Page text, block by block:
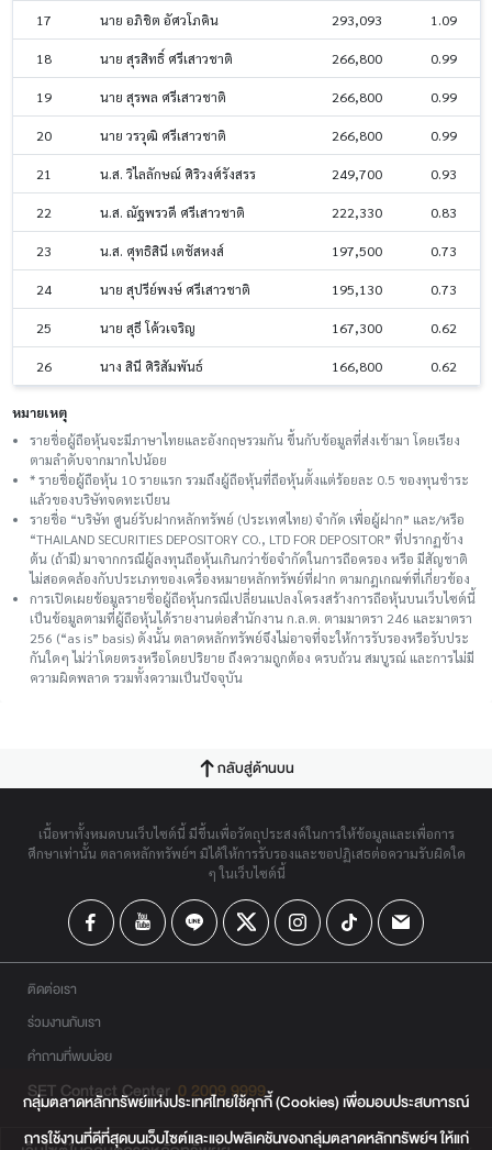
17 นาย อภิชิต อัศวโภคิน 293,093 1.09
18 นาย สุรสิทธิ์ ศรีเสาวชาติ 266,800 0.99
19 นาย สุรพล ศรีเสาวชาติ 266,800 0.99
20 นาย วรวุฒิ ศรีเสาวชาติ 266,800 0.99
21 น.ส. วิไลลักษณ์ ศิริวงศ์รังสรร 249,700 0.93
22 น.ส. ณัฐพรวดี ศรีเสาวชาติ 222,330 0.83
23 น.ส. ศุทธิสินี เตชัสหงส์ 197,500 0.73
24 นาย สุปรีย์พงษ์ ศรีเสาวชาติ 195,130 0.73
25 นาย สุธี โค้วเจริญ 167,300 0.62
26 นาง สินี ศิริสัมพันธ์ 166,800 0.62
หมายเหตุ
รายชื่อผู้ถือหุ้นจะมีภาษาไทยและอังกฤษรวมกัน ขึ้นกับข้อมูลที่ส่งเข้ามา โดยเรียง
ตามลำดับจากมากไปน้อย
* รายชื่อผู้ถือหุ้น 10 รายแรก รวมถึงผู้ถือหุ้นที่ถือหุ้นตั้งแต่ร้อยละ 0.5 ของทุนชําระ
แล้วของบริษัทจดทะเบียน
รายชื่อ “บริษัท ศูนย์รับฝากหลักทรัพย์ (ประเทศไทย) จำกัด เพื่อผู้ฝาก” และ/หรือ
“THAILAND SECURITIES DEPOSITORY CO., LTD FOR DEPOSITOR” ที่ปรากฏข้าง
ต้น (ถ้ามี) มาจากกรณีผู้ลงทุนถือหุ้นเกินกว่าข้อจำกัดในการถือครอง หรือ มีสัญชาติ
ไม่สอดคล้องกับประเภทของเครื่องหมายหลักทรัพย์ที่ฝาก ตามกฎเกณฑ์ที่เกี่ยวข้อง
การเปิดเผยข้อมูลรายชื่อผู้ถือหุ้นกรณีเปลี่ยนแปลงโครงสร้างการถือหุ้นบนเว็บไซต์นี้
เป็นข้อมูลตามที่ผู้ถือหุ้นได้รายงานต่อสำนักงาน ก.ล.ต. ตามมาตรา 246 และมาตรา
256 (“as is” basis) ดังนั้น ตลาดหลักทรัพย์จึงไม่อาจที่จะให้การรับรองหรือรับประ
กันใดๆ ไม่ว่าโดยตรงหรือโดยปริยาย ถึงความถูกต้อง ครบถ้วน สมบูรณ์ และการไม่มี
ความผิดพลาด รวมทั้งความเป็นปัจจุบัน
กลับสู่ด้านบน
เนื้อหาทั้งหมดบนเว็บไซต์นี้ มีขึ้นเพื่อวัตถุประสงค์ในการให้ข้อมูลและเพื่อการ
ศึกษาเท่านั้น ตลาดหลักทรัพย์ฯ มิได้ให้การรับรองและขอปฏิเสธต่อความรับผิดใด
ๆ ในเว็บไซต์นี้
ติดต่อเรา
ร่วมงานกับเรา
คำถามที่พบบ่อย
SET Contact Center 0 2009 9999
กลุ่มตลาดหลักทรัพย์แห่งประเทศไทยใช้คุกกี้ (Cookies) เพื่อมอบประสบการณ์
การใช้งานที่ดีที่สุดบนเว็บไซต์และแอปพลิเคชันของกลุ่มตลาดหลักทรัพย์ฯ ให้แก่